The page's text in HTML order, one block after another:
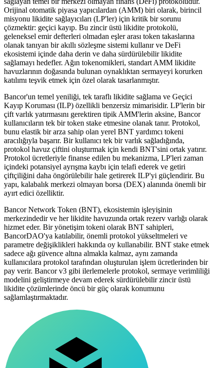
Orijinal otomatik piyasa yapıcılardan (AMM) biri olarak, birincil
misyonu likidite sağlayıcıları (LP'ler) için kritik bir sorunu
çözmektir: geçici kayıp. Bu zincir üstü likidite protokolü,
geleneksel emir defterleri olmadan eşler arası token takaslarına
olanak tanıyan bir akıllı sözleşme sistemi kullanır ve DeFi
ekosistemi içinde daha derin ve daha sürdürülebilir likidite
sağlamayı hedefler. Ağın tokenomikleri, standart AMM likidite
havuzlarının doğasında bulunan oynaklıktan sermayeyi korurken
katılımı teşvik etmek için özel olarak tasarlanmıştır.
Bancor'un temel yeniliği, tek taraflı likidite sağlama ve Geçici
Kayıp Koruması (ILP) özellikli benzersiz mimarisidir. LP'lerin bir
çift varlık yatırmasını gerektiren tipik AMM'lerin aksine, Bancor
kullanıcıların tek bir token stake etmesine olanak tanır. Protokol,
bunu elastik bir arza sahip olan yerel BNT yardımcı tokeni
aracılığıyla başarır. Bir kullanıcı tek bir varlık sağladığında,
protokol havuz çiftini oluşturmak için kendi BNT'sini ortak yatırır.
Protokol ücretleriyle finanse edilen bu mekanizma, LP'leri zaman
içindeki potansiyel ayrışma kaybı için telafi ederek ve getiri
çiftçiliğini daha öngörülebilir hale getirerek ILP'yi güçlendirir. Bu
yapı, kalabalık merkezi olmayan borsa (DEX) alanında önemli bir
ayırt edici özelliktir.
Bancor Network Token (BNT), ekosistemin işleyişinin
merkezindedir ve her likidite havuzunda ortak rezerv varlığı olarak
hizmet eder. Bir yönetişim tokeni olarak BNT sahipleri,
BancorDAO'ya katılabilir, önemli protokol yükseltmeleri ve
parametre değişiklikleri hakkında oy kullanabilir. BNT stake etmek
sadece ağı güvence altına almakla kalmaz, aynı zamanda
kullanıcılara protokol tarafından oluşturulan işlem ücretlerinden bir
pay verir. Bancor v3 gibi ilerlemelerle protokol, sermaye verimliliği
modelini geliştirmeye devam ederek sürdürülebilir zincir üstü
likidite çözümlerinde öncü bir güç olarak konumunu
sağlamlaştırmaktadır.